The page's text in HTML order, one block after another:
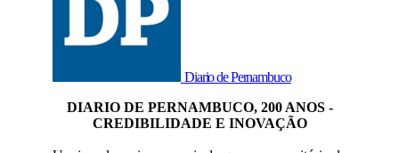
Diario de Pernambuco
DIARIO DE PERNAMBUCO, 200 ANOS -
CREDIBILIDADE E INOVAÇÃO